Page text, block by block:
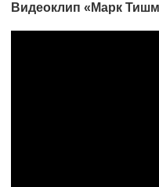
Видеоклип «Марк